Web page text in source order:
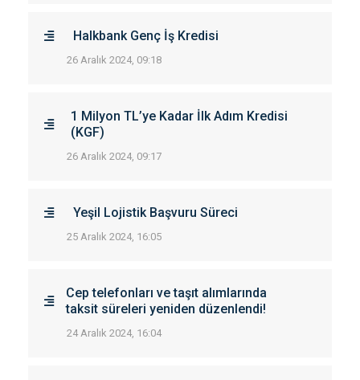
Halkbank Genç İş Kredisi
26 Aralık 2024, 09:18
1 Milyon TL’ye Kadar İlk Adım Kredisi
(KGF)
26 Aralık 2024, 09:17
Yeşil Lojistik Başvuru Süreci
25 Aralık 2024, 16:05
Cep telefonları ve taşıt alımlarında
taksit süreleri yeniden düzenlendi!
24 Aralık 2024, 16:04